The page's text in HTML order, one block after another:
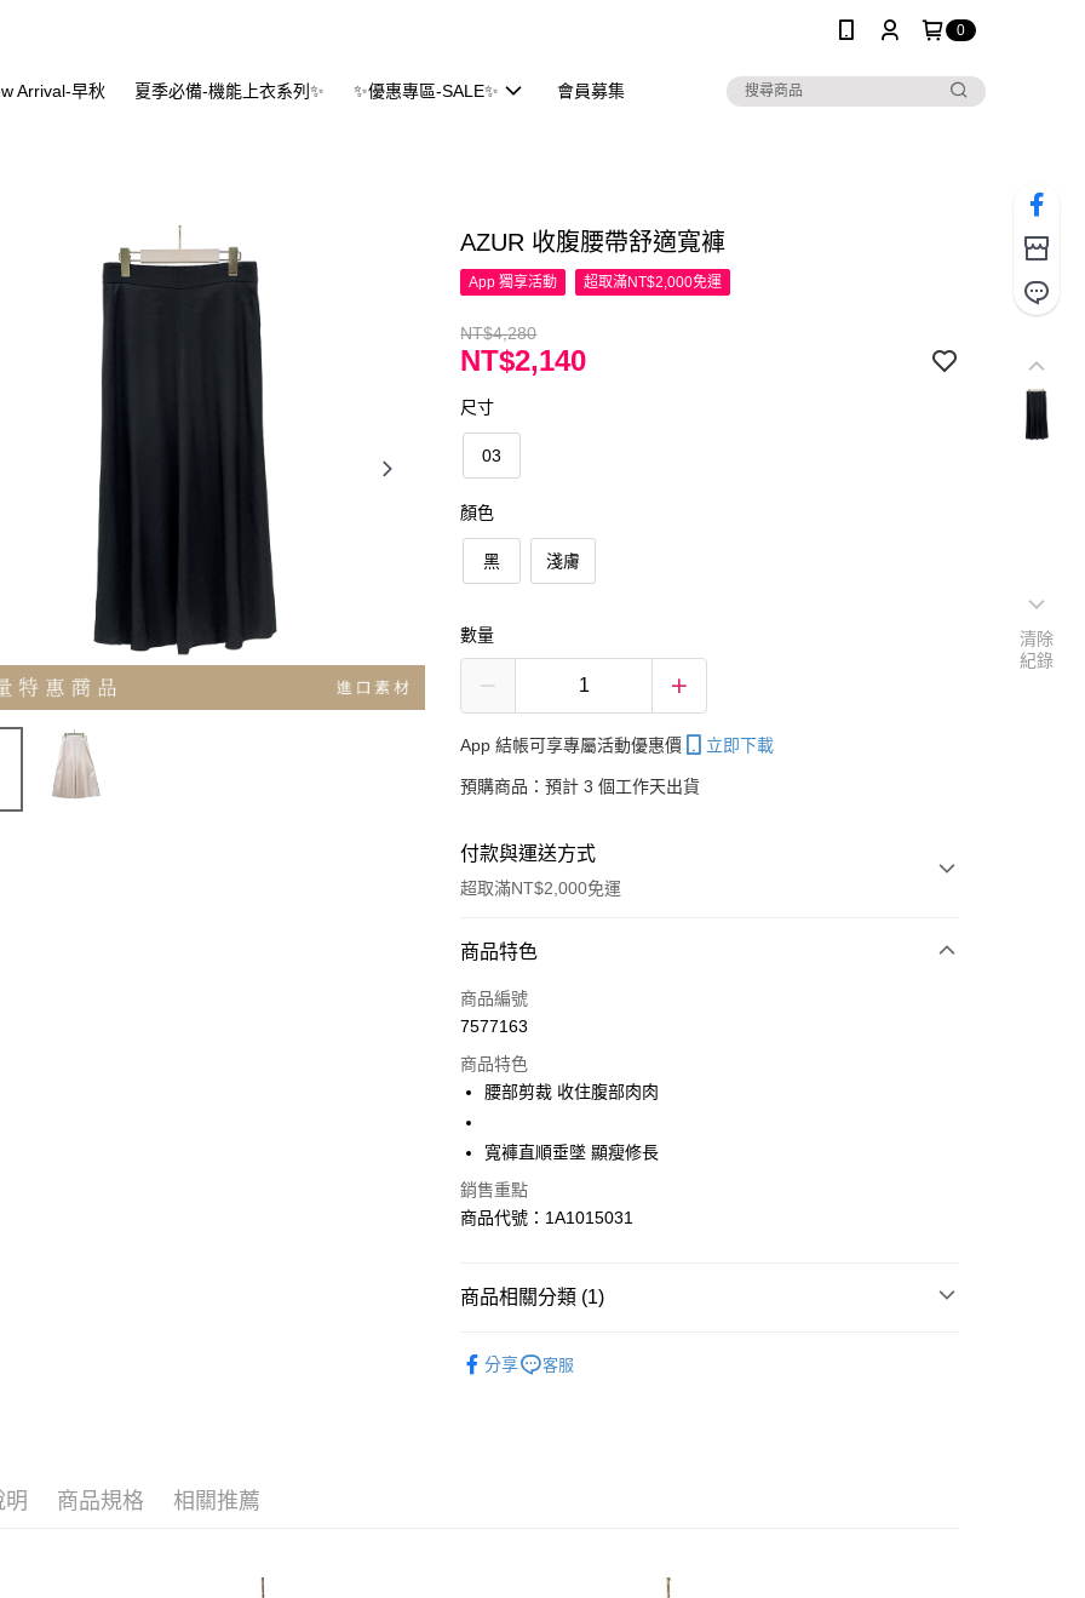
0
Arrival-早秋 夏季必備-機能上衣系列✨ ✨優惠專區-SALE✨ 會員募集
AZUR 收腹腰帶舒適寬褲
App 獨享活動 超取滿NT$2,000免運
NT$4,280
NT$2,140
尺寸
03
顏色
黑 淺膚
數量
App 結帳可享專屬活動優惠價 立即下載
預購商品：預計 3 個工作天出貨
付款與運送方式
超取滿NT$2,000免運
付款方式
信用卡一次付款
LINE Pay
Apple Pay
Google Pay
相關說明
便利好安心！
／ATM／網路銀行／等多元方式進行付款，方視為交易完成。
運送方式
商品特色
商品編號
7577163
商品特色
腰部剪裁 收住腹部肉肉
寬褲直順垂墜 顯瘦修長
銷售重點
商品代號：1A1015031
商品相關分類 (1)
分享
客服
明 商品規格 相關推薦
清除
紀錄